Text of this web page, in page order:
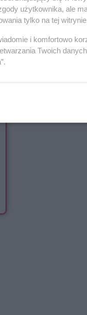
80 historia
jest na
użytkownika, ale
tylko na tej witrynie.
i komfortowo
Twoich